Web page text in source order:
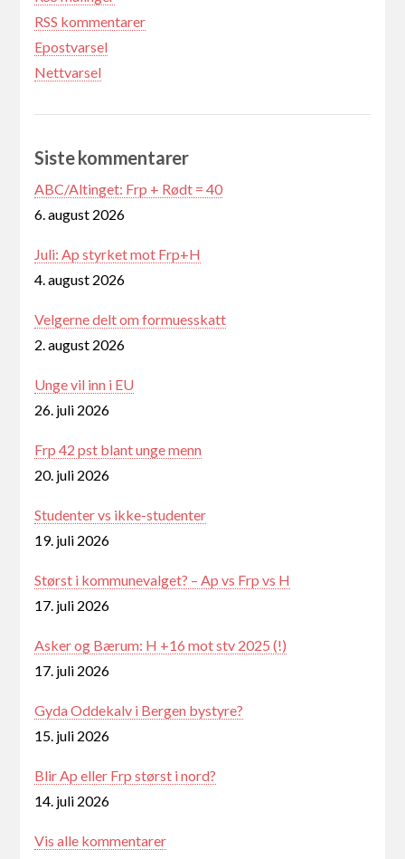
RSS kommentarer
Epostvarsel
Nettvarsel
Siste kommentarer
ABC/Altinget: Frp + Rødt = 40
6. august 2026
Juli: Ap styrket mot Frp+H
4. august 2026
Velgerne delt om formuesskatt
2. august 2026
Unge vil inn i EU
26. juli 2026
Frp 42 pst blant unge menn
20. juli 2026
Studenter vs ikke-studenter
19. juli 2026
Størst i kommunevalget? – Ap vs Frp vs H
17. juli 2026
Asker og Bærum: H +16 mot stv 2025 (!)
17. juli 2026
Gyda Oddekalv i Bergen bystyre?
15. juli 2026
Blir Ap eller Frp størst i nord?
14. juli 2026
Vis alle kommentarer